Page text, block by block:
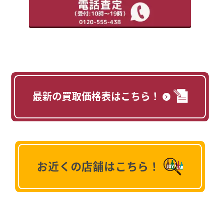
最新の買取価格表はこちら！
お近くの店舗はこちら！